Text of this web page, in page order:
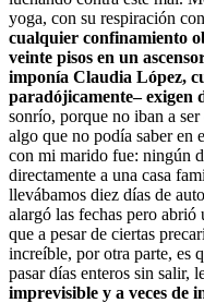
yoga, con su respiración
cualquier confinamiento
veinte pisos en un
imponía Claudia López,
paradójicamente– exigen
sonrío, porque no iban a
algo que no podía saber en
con mi marido fue: ningún
directamente a una casa
llevábamos diez días de
alargó las fechas pero abrió
que a pesar de ciertas
increíble, por otra parte, es
pasar días enteros sin salir,
imprevisible y a veces de